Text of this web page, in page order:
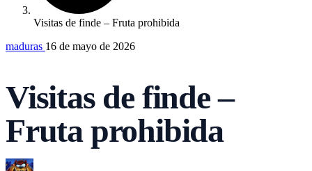
Visitas de finde – Fruta prohibida
maduras 16 de mayo de 2026
Visitas de finde –
Fruta prohibida